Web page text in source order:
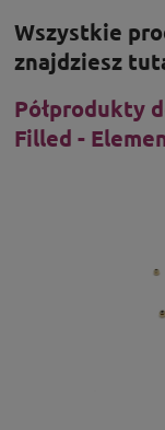
Wszystkie
znajdziesz
Półprodukty
Filled -